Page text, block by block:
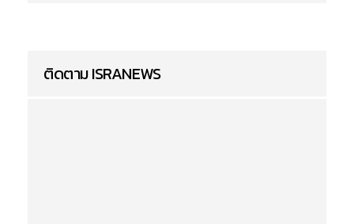
ติดตาม ISRANEWS